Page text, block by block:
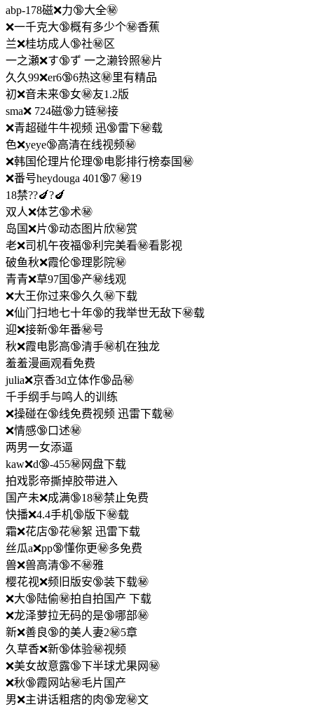
abp-178磁❌力🔞大全㊙️
❌一千克大🔞概有多少个㊙️香蕉
兰❌桂坊成人🔞社㊙️区
一之瀬❌す🔞ず 一之濑铃照㊙️片
久久99❌er6🔞6热这㊙️里有精品
初❌音未来🔞女㊙️友1.2版
sma❌ 724磁🔞力链㊙️接
❌青超碰牛牛视频 迅🔞雷下㊙️载
色❌yeye🔞高清在线视频㊙️
❌韩国伦理片伦理🔞电影排行榜泰国㊙️
❌番号heydouga 401🔞7 ㊙️19
18禁??🍆?🍆
双人❌体艺🔞术㊙️
岛国❌片🔞动态图片欣㊙️赏
老❌司机午夜福🔞利完美看㊙️看影视
破鱼秋❌霞伦🔞理影院㊙️
青青❌草97国🔞产㊙️线观
❌大王你过来🔞久久㊙️下载
❌仙门扫地七十年🔞的我举世无敌下㊙️载
迎❌接新🔞年番㊙️号
秋❌霞电影高🔞清手㊙️机在独龙
羞羞漫画观看免费
julia❌京香3d立体作🔞品㊙️
千手纲手与鸣人的训练
❌操碰在🔞线免费视频 迅雷下载㊙️
❌情感🔞口述㊙️
两男一女添逼
kaw❌d🔞-455㊙️网盘下载
拍戏影帝撕掉胶带进入
国产未❌成满🔞18㊙️禁止免费
快播❌4.4手机🔞版下㊙️载
霜❌花店🔞花㊙️絮 迅雷下载
丝瓜a❌pp🔞懂你更㊙️多免费
兽❌兽高清🔞不㊙️雅
樱花视❌频旧版安🔞装下载㊙️
❌大🔞陆偷㊙️拍自拍国产 下载
❌龙泽萝拉无码的是🔞哪部㊙️
新❌善良🔞的美人妻2㊙️5章
久草香❌新🔞体验㊙️视频
❌美女故意露🔞下半球尤果网㊙️
❌秋🔞霞网站㊙️毛片国产
男❌主讲话粗痞的肉🔞宠㊙️文